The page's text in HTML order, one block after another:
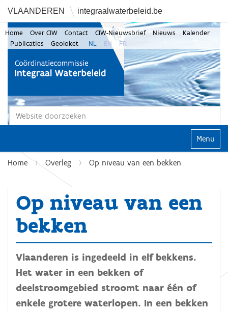
VLAANDEREN integraalwaterbeleid.be
Zoek
Home Over CIW Contact CIW-Nieuwsbrief Nieuws
Kalender
Publicaties
Geoloket NL EN FR
Klap
Home Overleg Op niveau van een bekken
Op niveau van een
bekken
Vlaanderen is ingedeeld in elf bekkens.
Het water in een bekken of
deelstroomgebied stroomt naar één of
enkele grotere waterlopen. In een bekken